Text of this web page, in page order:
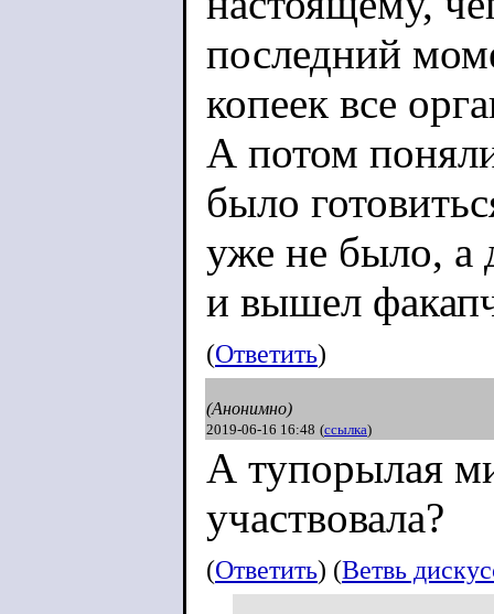
последний
копеек все
А потом
было
уже не было, а
и вышел
(Ответить)
(Анонимно)
2019-06-16 16:48 (ссылка)
А тупорылая
участвовала?
(Ответить) (Ветвь